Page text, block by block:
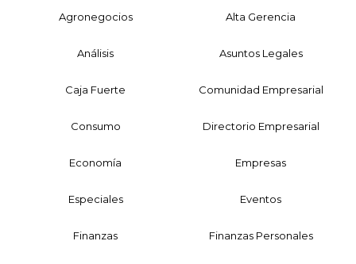
Agronegocios Alta Gerencia
Análisis Asuntos Legales
Caja Fuerte Comunidad Empresarial
Consumo Directorio Empresarial
Economía Empresas
Especiales Eventos
Finanzas Finanzas Personales